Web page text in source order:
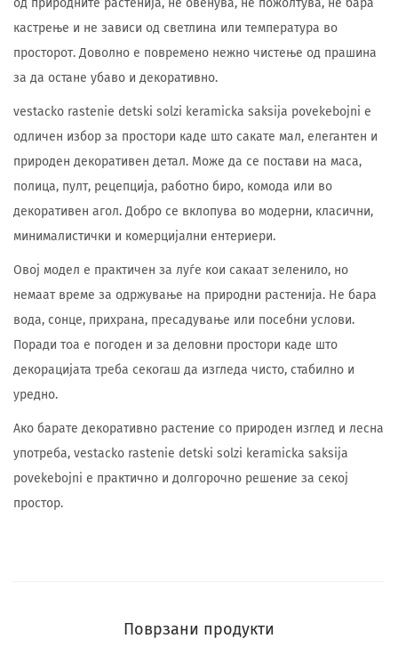
од природните растенија, не овенува, не пожолтува, не бара
кастрење и не зависи од светлина или температура во
просторот. Доволно е повремено нежно чистење од прашина
за да остане убаво и декоративно.
vestacko rastenie detski solzi keramicka saksija povekebojni е
одличен избор за простори каде што сакате мал, елегантен и
природен декоративен детал. Може да се постави на маса,
полица, пулт, рецепција, работно биро, комода или во
декоративен агол. Добро се вклопува во модерни, класични,
минималистички и комерцијални ентериери.
Овој модел е практичен за луѓе кои сакаат зеленило, но
немаат време за одржување на природни растенија. Не бара
вода, сонце, прихрана, пресадување или посебни услови.
Поради тоа е погоден и за деловни простори каде што
декорацијата треба секогаш да изгледа чисто, стабилно и
уредно.
Ако барате декоративно растение со природен изглед и лесна
употреба, vestacko rastenie detski solzi keramicka saksija
povekebojni е практично и долгорочно решение за секој
простор.
Поврзани продукти